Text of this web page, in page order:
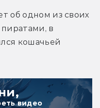
об одном из своих
в
кошачьей
видео